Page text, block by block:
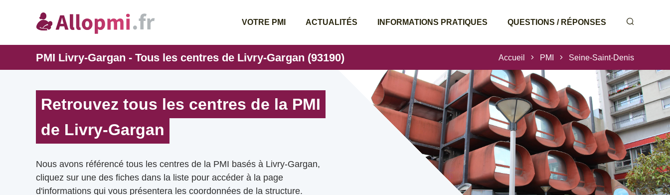
VOTRE PMI ACTUALITÉS INFORMATIONS PRATIQUES QUESTIONS / RÉPONSES
PMI Livry-Gargan - Tous les centres de Livry-Gargan (93190) Accueil PMI Seine-Saint-Denis
Retrouvez tous les centres de la PMI
de Livry-Gargan
Nous avons référencé tous les centres de la PMI basés à Livry-Gargan,
cliquez sur une des fiches dans la liste pour accéder à la page
d'informations qui vous présentera les coordonnées de la structure.